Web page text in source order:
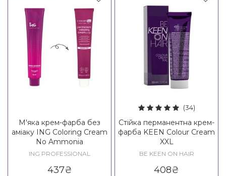
М'яка крем-фарба без
аміаку ING Coloring Cream
No Ammonia
ING PROFESSIONAL
437₴
(34)
Стійка перманентна крем-
фарба KEEN Colour Cream
XXL
BE KEEN ON HAIR
408₴